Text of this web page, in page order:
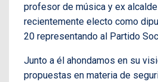
profesor de música y ex
recientemente electo como
20 representando al Partido
Junto a él ahondamos en su
propuestas en materia de